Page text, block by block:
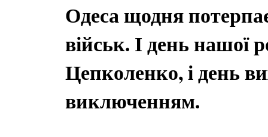
Одеса щодня
військ. І день нашої
Цепколенко, і день
виключенням.